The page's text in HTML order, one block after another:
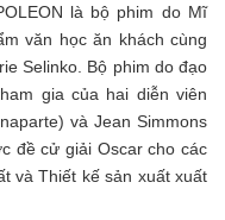
là bộ phim do Mĩ
văn học ăn khách cùng
Selinko. Bộ phim do đạo
gia của hai diễn viên
và Jean Simmons
đề cử giải Oscar cho các
và Thiết kế sản xuất xuất